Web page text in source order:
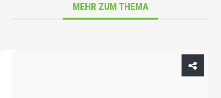
MEHR ZUM THEMA